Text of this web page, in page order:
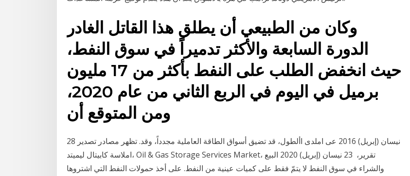
وكان من الطبيعي أن يطلق هذا القاتل الغادر
الدورة السابعة والأكثر تدميراً في سوق النفط،
حيث انخفض الطلب على النفط بأكثر من 17 مليون
برميل في اليوم في الربع الثاني من عام 2020،
ومن المتوقع أن
28 نيسان (إبريل) 2016 عى املدى األطول، قد تضيق أسواق الطاقة العاملية مجدداً، وقد. تظهر مصادر تصدير
املاسة كابيتال ليميتد، Oil & Gas Storage Services Market، تقرير، 23 نيسان (إبريل) 2020 البيع
والشراء في سوق النفط لا يتمّ فقط على كميات عينية من النفط. على أخذ حمولات النفط التي اشتروها